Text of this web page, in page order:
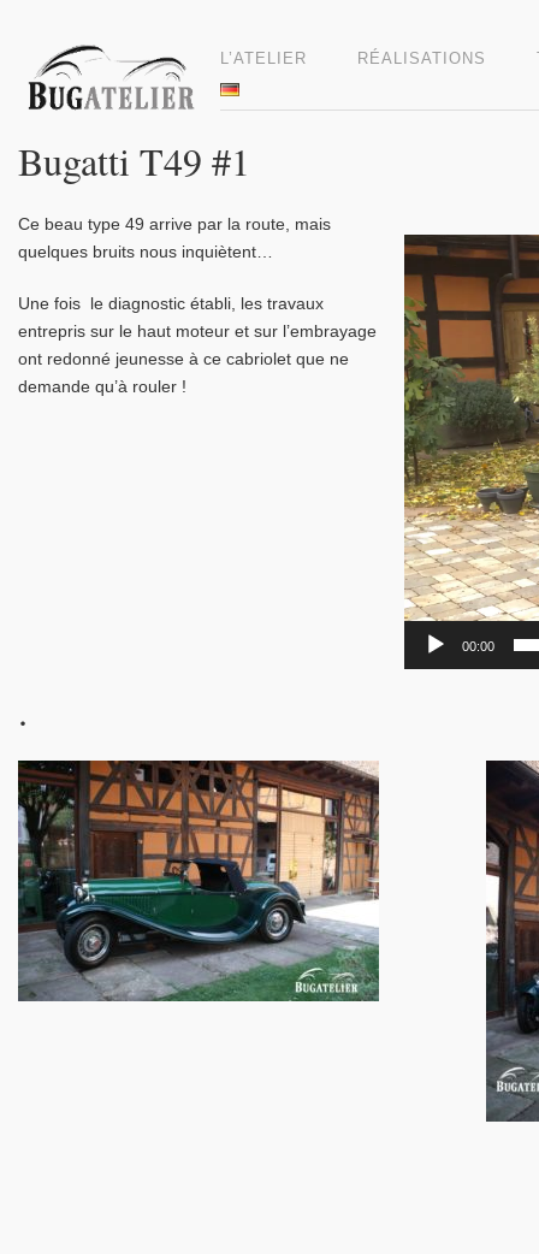
L’ATELIER RÉALISATIONS
Bugatti T49 #1
Ce beau type 49 arrive par la route, mais
quelques bruits nous inquiètent…
Une fois le diagnostic établi, les travaux
entrepris sur le haut moteur et sur l’embrayage
ont redonné jeunesse à ce cabriolet que ne
demande qu’à rouler !
Video
Player
00:00
.